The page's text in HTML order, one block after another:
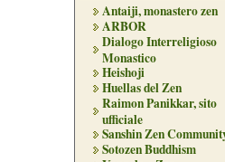
Antaiji, monastero zen
ARBOR
Dialogo Interreligioso
Monastico
Heishoji
Huellas del Zen
Raimon Panikkar, sito
ufficiale
Sanshin Zen
Sotozen Buddhism